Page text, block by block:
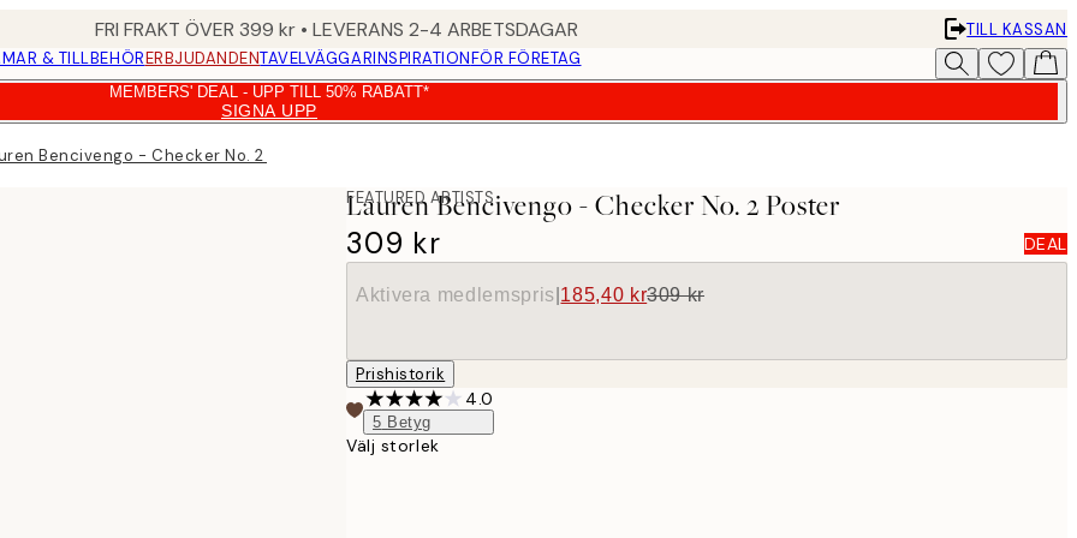
FRI FRAKT ÖVER 399 kr • LEVERANS 2-4 ARBETSDAGAR
TILL KASSAN
& TILLBEHÖRERBJUDANDENTAVELVÄGGARINSPIRATIONFÖR FÖRETAG
MEMBERS' DEAL - UPP TILL 50% RABATT*
SIGNA UPP
Bencivengo - Checker No. 2 Poster
FEATURED ARTISTS
Lauren Bencivengo - Checker No. 2 Poster
309 kr
DEAL
Aktivera medlemspris 185,40 kr309 kr
Prishistorik
4.0
5 Betyg
Välj storlek